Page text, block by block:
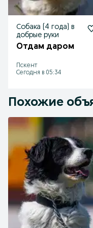
Собака (4 года) в
добрые руки
Отдам даром
Пскент
Сегодня в 05:34
Похожие